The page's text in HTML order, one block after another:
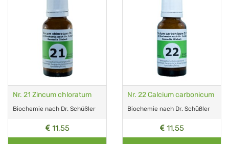
Nr. 21 Zincum chloratum
Biochemie nach Dr. Schüßler
11,55
Nr. 22 Calcium carbonicum
Biochemie nach Dr. Schüßler
11,55